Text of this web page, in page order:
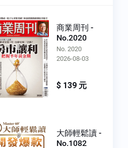
商業周刊 -
No.2020
No. 2020
2026-08-03
$ 139 元
大師輕鬆讀 -
No.1082